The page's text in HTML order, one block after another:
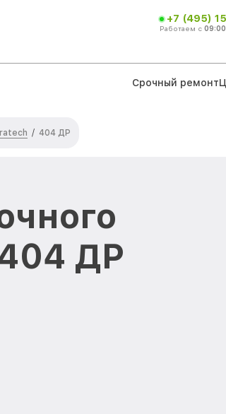
+7 (495)
Работаем с 09:00
Срочный ремонт
/ 404 ДР
ДР